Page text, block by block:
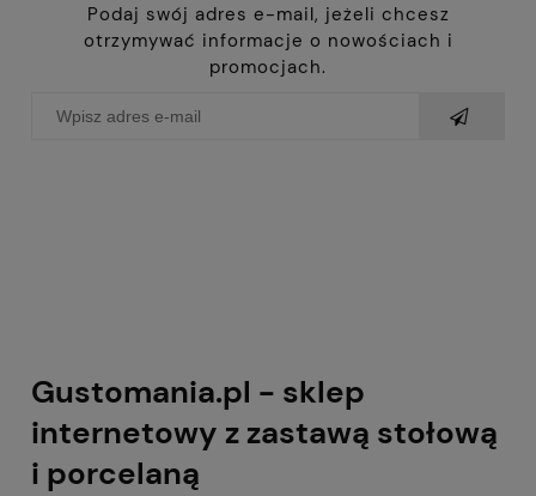
Podaj swój adres e-mail, jeżeli chcesz
otrzymywać informacje o nowościach i
promocjach.
Gustomania.pl - sklep
internetowy z zastawą stołową
i porcelaną